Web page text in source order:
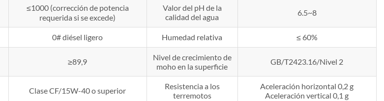
≤1000 (corrección de potencia
requerida si se excede)
Valor del pH de la
calidad del agua
6.5~8
0# diésel ligero Humedad relativa ≤ 60%
≥89,9
Nivel de crecimiento de
moho en la superficie
GB/T2423.16/Nivel 2
Clase CF/15W-40 o superior
Resistencia a los
terremotos
Aceleración horizontal 0,2 g
Aceleración vertical 0,1 g